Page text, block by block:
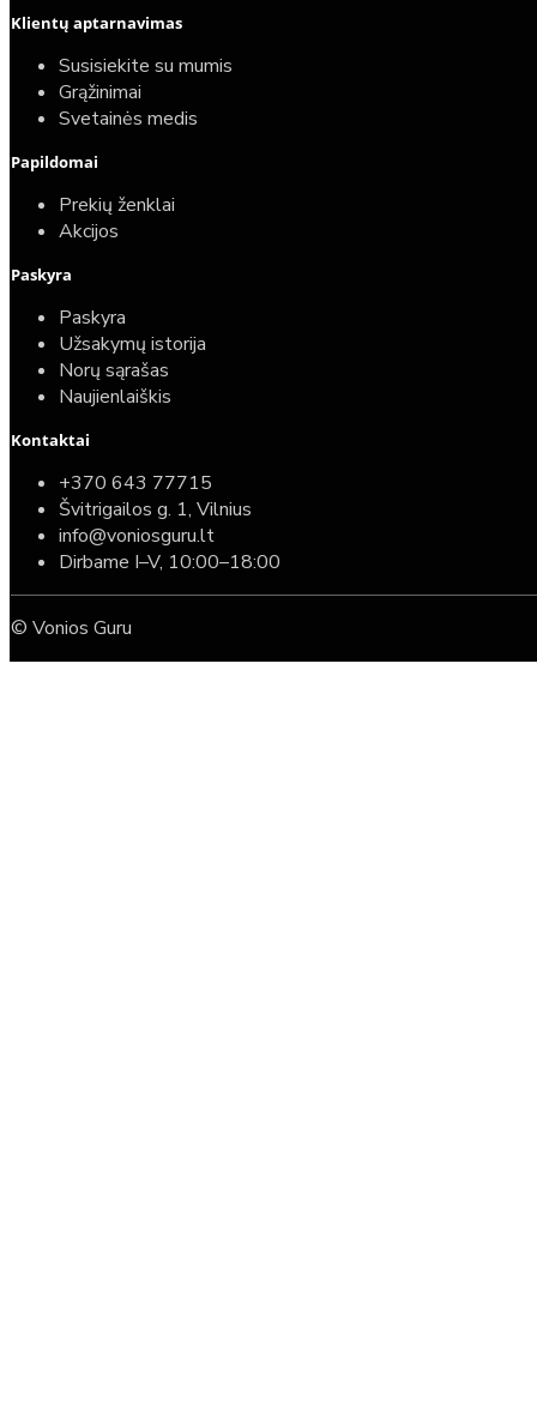
Klientų aptarnavimas
Susisiekite su mumis
Grąžinimai
Svetainės medis
Papildomai
Prekių ženklai
Akcijos
Paskyra
Paskyra
Užsakymų istorija
Norų sąrašas
Naujienlaiškis
Kontaktai
+370 643 77715
Švitrigailos g. 1, Vilnius
info@voniosguru.lt
Dirbame I–V, 10:00–18:00
© Vonios Guru